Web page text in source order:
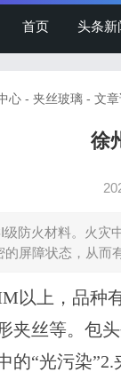
首页 头条新
心 - 夹丝玻璃 - 文
徐
级防火材料。火
屏障状态，从而
以上，品种
夹丝等。包
的“光污染